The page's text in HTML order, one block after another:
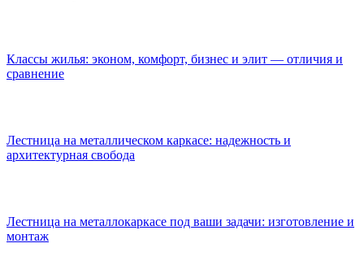
Классы жилья: эконом, комфорт, бизнес и элит — отличия и
сравнение
Лестница на металлическом каркасе: надежность и
архитектурная свобода
Лестница на металлокаркасе под ваши задачи: изготовление и
монтаж